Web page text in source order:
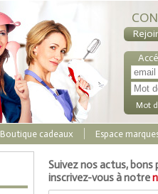
Mot
Boutique cadeaux Espace
Suivez nos actus, bons
inscrivez-vous à notre